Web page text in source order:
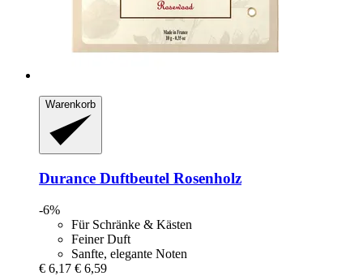
Warenkorb
Durance Duftbeutel Rosenholz
-6%
Für Schränke & Kästen
Feiner Duft
Sanfte, elegante Noten
€ 6,17 € 6,59